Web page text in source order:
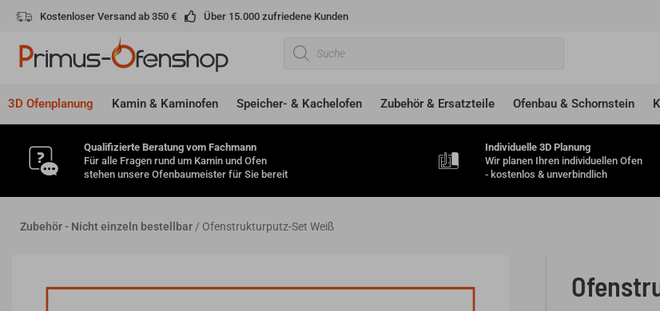
Zum
springen
Kostenloser Versand ab 350 € Über 15.000 zufriedene Kunden
Products
search
3D Ofenplanung Kamin & Kaminofen Speicher- & Kachelofen Zubehör & Ersatzteile Ofenbau & Schornstein
Qualifizierte Beratung vom Fachmann
Für alle Fragen rund um Kamin und Ofen
stehen unsere Ofenbaumeister für Sie bereit
Individuelle 3D Planung
Wir planen Ihren individuellen Ofen
- kostenlos & unverbindlich
Zubehör - Nicht einzeln bestellbar / Ofenstrukturputz-Set Weiß